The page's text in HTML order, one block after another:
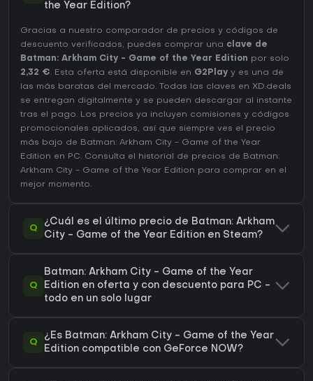
the Year Edition?
Gracias a nuestro comparador de precios y códigos de
descuento verificados, puedes comprar una clave de
Batman: Arkham City - Game of the Year Edition por solo
2,32 €. Esta oferta está disponible en G2Play y es una de
las más baratas del mercado. Todas las claves en XD.deals
se entregan digitalmente y se pueden descargar al instante
tras el pago. Los precios ya incluyen comisiones y códigos
promocionales aplicados, así que siempre ves el precio
más bajo de Batman: Arkham City - Game of the Year
Edition en PC. Consulta el
historial de precios de Batman:
Arkham City - Game of the Year Edition para comprar en el
mejor momento.
Q
¿Cuál es el último precio de Batman: Arkham
City - Game of the Year Edition en Steam?
Q
Batman: Arkham City - Game of the Year
Edition en oferta y con descuento para PC -
todo en un solo lugar
Q
¿Es Batman: Arkham City - Game of the Year
Edition compatible con GeForce NOW?